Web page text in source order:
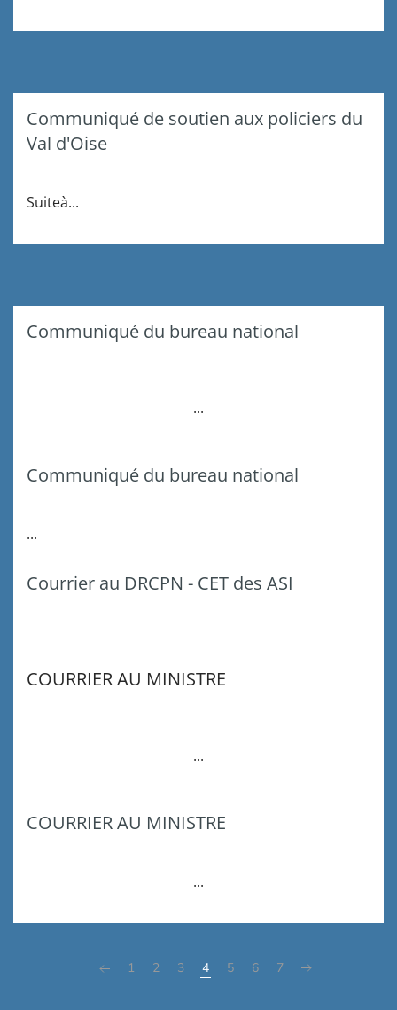
Communiqué de soutien aux policiers du
Val d'Oise
Suiteà...
Communiqué du bureau national
...
Communiqué du bureau national
...
Courrier au DRCPN - CET des ASI
COURRIER AU MINISTRE
...
COURRIER AU MINISTRE
...
1 2 3 4 5 6 7